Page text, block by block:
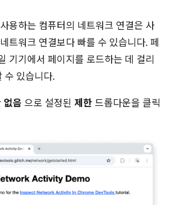
용하는 컴퓨터의 네트워크 연결은 사
트워크 연결보다 빠를 수 있습니다. 페
기기에서 페이지를 로드하는 데 걸리
수 있습니다.
없음 으로 설정된 제한 드롭다운을 클릭